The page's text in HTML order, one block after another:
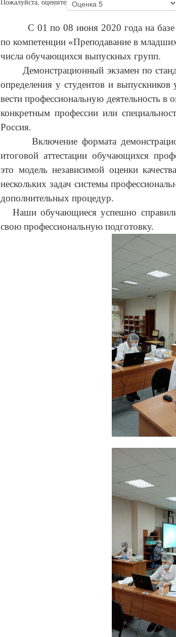
обучающихся
Международное сотрудничество
Организация питания в
образовательной организации
Образовательные стандарты и
требования
с
льгот
Пожалуйста, оцените
С 01 по 08 июня 2020 года на базе
по компетенции «Преподавание в
числа обучающихся выпускных групп.
Демонстрационный экзамен по
определения у студентов и
вести профессиональную деятельность
конкретным профессии или
Россия.
Включение формата
итоговой аттестации обучающихся
это модель независимой оценки
нескольких задач системы
дополнительных процедур.
Наши обучающиеся успешно
свою профессиональную подготовку.